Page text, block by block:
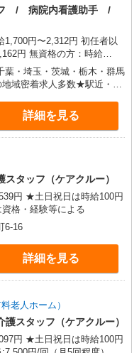
フ / 病院内看護助手 /
1,700円〜2,312円 初任者以
円 無資格の方：時給
よる） +0円で介護資格が取
れる （別途規定） ★給与日払い制度あり！
葉・埼玉・茨城・栃木・群馬
域密着求人多数★駅近・家
詳細を見る
タッフ（ケアクルー）
給100円
格・経験等による
6-16
詳細を見る
老人ホーム）
スタッフ（ケアクルー）
給100円